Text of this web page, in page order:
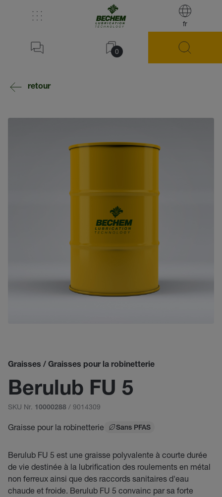
fr
0
retour
Graisses / Graisses pour la robinetterie
Berulub FU 5
SKU Nr. 10000288 / 9014309
Graisse pour la robinetterie Sans PFAS
Berulub FU 5 est une graisse polyvalente à courte durée
de vie destinée à la lubrification des roulements en métal
non ferreux ainsi que des raccords sanitaires d'eau
chaude et froide. Berulub FU 5 convainc par sa forte